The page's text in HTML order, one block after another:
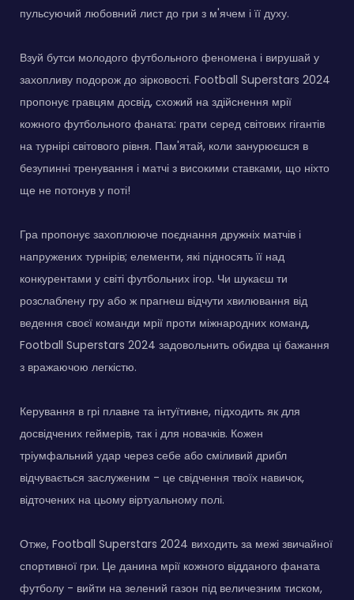
пульсуючий любовний лист до гри з м'ячем і її духу.
Взуй бутси молодого футбольного феномена і вирушай у
захопливу подорож до зірковості. Football Superstars 2024
пропонує гравцям досвід, схожий на здійснення мрії
кожного футбольного фаната: грати серед світових гігантів
на турнірі світового рівня. Пам'ятай, коли занурюєшся в
безупинні тренування і матчі з високими ставками, що ніхто
ще не потонув у поті!
Гра пропонує захоплююче поєднання дружніх матчів і
напружених турнірів; елементи, які підносять її над
конкурентами у світі футбольних ігор. Чи шукаєш ти
розслаблену гру або ж прагнеш відчути хвилювання від
ведення своєї команди мрії проти міжнародних команд,
Football Superstars 2024 задовольнить обидва ці бажання
з вражаючою легкістю.
Керування в грі плавне та інтуїтивне, підходить як для
досвідчених геймерів, так і для новачків. Кожен
тріумфальний удар через себе або сміливий дрибл
відчувається заслуженим - це свідчення твоїх навичок,
відточених на цьому віртуальному полі.
Отже, Football Superstars 2024 виходить за межі звичайної
спортивної гри. Це данина мрії кожного відданого фаната
футболу - вийти на зелений газон під величезним тиском,